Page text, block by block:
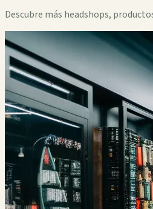
Descubre más headshops,